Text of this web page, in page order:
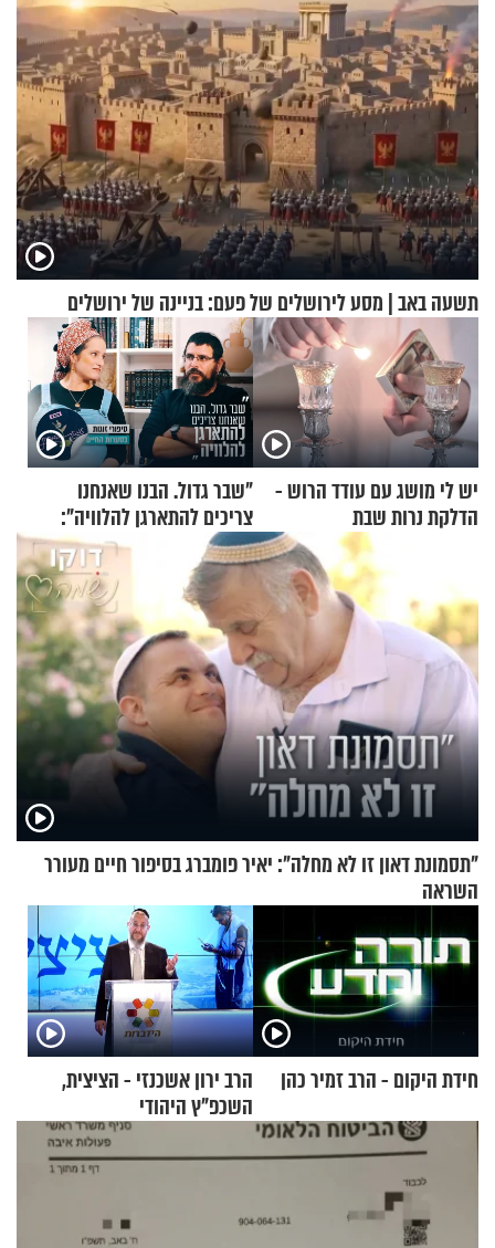
תשעה באב | מסע לירושלים של פעם: בניינה של ירושלים
יש לי מושג עם עודד הרוש -
הדלקת נרות שבת
"שבר גדול. הבנו שאנחנו
צריכים להתארגן להלוויה":
זוגיות במבחן, הפעם עם מרים
וגד דנינו
"תסמונת דאון זו לא מחלה": יאיר פומברג בסיפור חיים מעורר
השראה
חידת היקום - הרב זמיר כהן
הרב ירון אשכנזי - הציצית,
השכפ"ץ היהודי